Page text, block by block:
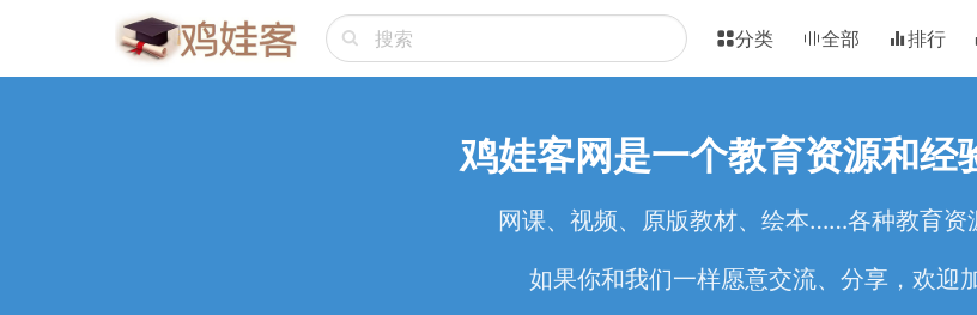
分类 全部 排行
鸡娃客网是一个教育资源和经
网课、视频、原版教材、绘本……各种教育资
如果你和我们一样愿意交流、分享，欢迎